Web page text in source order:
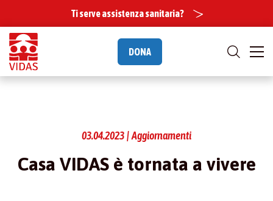
Ti serve assistenza sanitaria?
DONA
03.04.2023 | Aggiornamenti
Casa VIDAS è tornata a vivere